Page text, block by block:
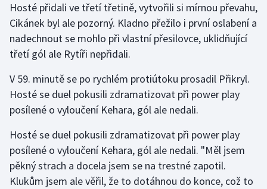
Veslování
Vodní slalom
Volejbal
Ostatní
Hosté přidali ve třetí třetině, vytvořili si mírnou převahu,
Cikánek byl ale pozorný. Kladno přežilo i první oslabení a
nadechnout se mohlo při vlastní přesilovce, uklidňující
třetí gól ale Rytíři nepřidali.
V 59. minutě se po rychlém protiútoku prosadil Přikryl.
Hosté se duel pokusili zdramatizovat při power play
posílené o vyloučení Kehara, gól ale nedali.
Hosté se duel pokusili zdramatizovat při power play
posílené o vyloučení Kehara, gól ale nedali. "Měl jsem
pěkný strach a docela jsem se na trestné zapotil.
Klukům jsem ale věřil, že to dotáhnou do konce, což to